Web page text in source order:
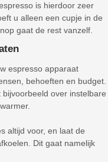
is hierdoor zeer
u alleen een cupje in de
gaat de rest vanzelf.
espresso apparaat
behoeften en budget.
over instelbare
altijd voor, en laat de
Dit gaat namelijk